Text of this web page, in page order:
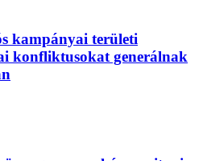
kampányai területi
konfliktusokat generálnak